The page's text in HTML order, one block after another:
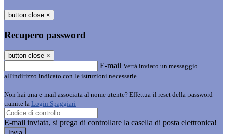
button close ×
Recupero password
button close ×
E-mail Verrà inviato un messaggio
all'indirizzo indicato con le istruzioni necessarie.
Non hai una e-mail associata al nome utente? Effettua il reset della password
tramite la Login Spaggiari
E-mail inviata, si prega di controllare la casella di posta elettronica!